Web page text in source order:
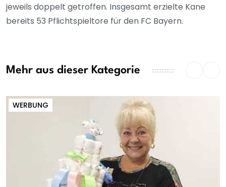
jeweils doppelt getroffen. Insgesamt erzielte Kane
bereits 53 Pflichtspieltore für den FC Bayern.
Mehr aus dieser Kategorie
WERBUNG